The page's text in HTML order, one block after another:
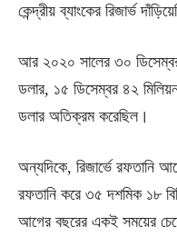
কেন্দ্রীয় ব্যাংকের রিজার্ভ
আর ২০২০ সালের ৩০ ডিসেম্বর
ডলার, ১৫ ডিসেম্বর ৪২
ডলার অতিক্রম করেছিল।
অন্যদিকে, রিজার্ভে রফতানি
রফতানি করে ৩৫ দশমিক ১৮
আগের বছরের একই সময়ের